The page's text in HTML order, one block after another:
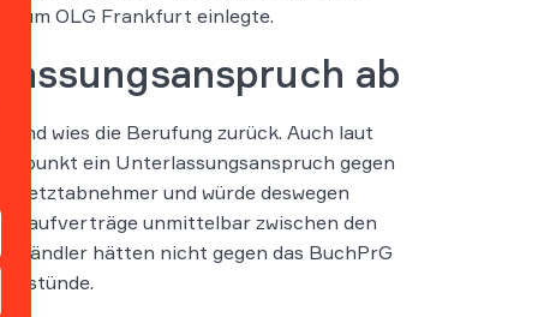
zum OLG Frankfurt einlegte.
ab
wies die Berufung zurück. Auch laut
ein Unterlassungsanspruch gegen
Letztabnehmer und würde deswegen
Kaufverträge unmittelbar zwischen den
hätten nicht gegen das BuchPrG
stünde.